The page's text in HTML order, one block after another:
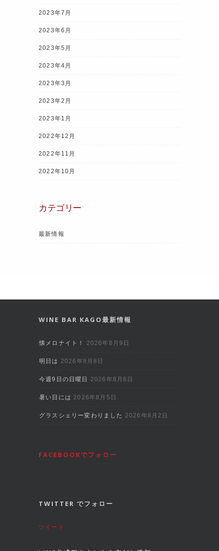
2023年7月
2023年6月
2023年5月
2023年4月
2023年3月
2023年2月
2023年1月
2022年12月
2022年11月
2022年10月
カテゴリー
最新情報
WINE BAR KAGO最新情報
懐メロナイト！ 2026年8月9日
明日は 2026年8月8日
今週9日の日曜日 2026年8月6日
暑い日には 2026年8月5日
グラスシェリー変わりました 2026年8月2日
FACEBOOKでフォロー
TWITTER でフォロー
ツイート